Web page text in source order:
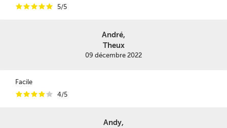
iiiii 5/5
André,
Theux
09 décembre 2022
Facile
iiiii 4/5
Andy,